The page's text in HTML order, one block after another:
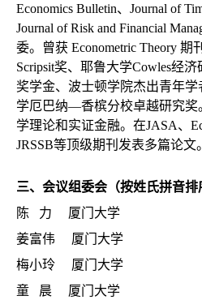
Economics Bulletin、Journal of
Journal of Risk and Financial
委。曾获 Econometric Theory 期
Scripsit奖、耶鲁大学Cowles经
奖学金、波士顿学院杰出青年
学厄巴纳—香槟分校卓越研究奖
学理论和实证金融。在JASA、
JRSSB等顶级期刊发表多篇论文。
三、会议组委会（按姓氏拼音排
陈 力 厦门大学
姜富伟 厦门大学
梅小玲 厦门大学
童 晨 厦门大学